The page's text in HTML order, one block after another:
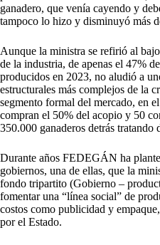
ganadero, que venía cayendo y
tampoco lo hizo y disminuyó más
Aunque la ministra se refirió al
de la industria, de apenas el 47%
producidos en 2023, no aludió a
estructurales más complejos de la
segmento formal del mercado, en
compran el 50% del acopio y 50
350.000 ganaderos detrás tratando
Durante años FEDEGÁN ha
gobiernos, una de ellas, que la
fondo tripartito (Gobierno –
fomentar una “línea social” de
costos como publicidad y
por el Estado.